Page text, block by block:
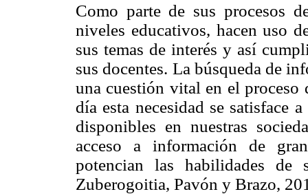
Como parte de sus procesos
niveles educativos, hacen uso
sus temas de interés y así
sus docentes. La búsqueda de
una cuestión vital en el
día esta necesidad se satisface
disponibles en nuestras
acceso a información de
potencian las habilidades de
Zuberogoitia, Pavón y Brazo,